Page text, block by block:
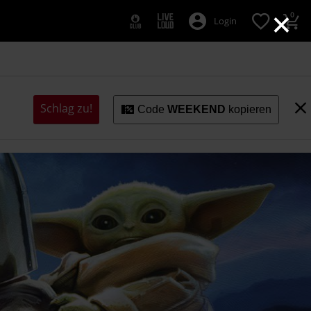
×
Login 0
Schlag zu! CodeWEEKEND kopieren